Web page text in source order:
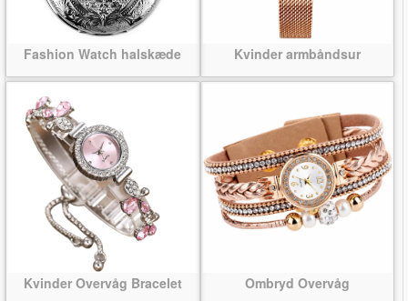
Fashion Watch halskæde Kvinder armbåndsur
Kvinder Overvåg Bracelet Ombryd Overvåg